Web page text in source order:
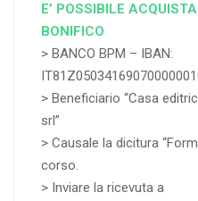
E’ POSSIBILE
BONIFICO
> BANCO BPM – IBAN:
> Beneficiario “Casa
srl”
> Causale la dicitura
corso.
> Inviare la ricevuta a